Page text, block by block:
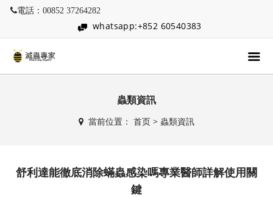
電話：00852 37264282
whatsapp:+852 60540383
蟲類資訊
當前位置： 首页> 蟲類資訊
舒利達能徹底消除蟎蟲感染嗎專業醫師詳解使用關
鍵